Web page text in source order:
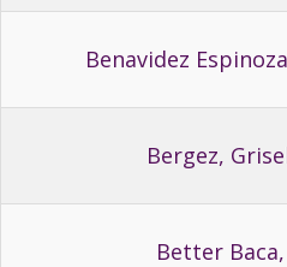
Benavidez
Bergez,
Better